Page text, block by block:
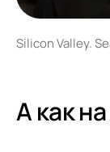
Silicon Valley.
А как